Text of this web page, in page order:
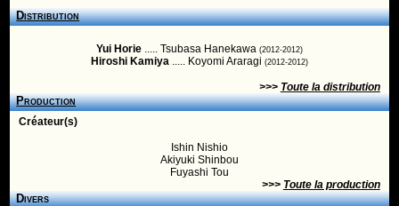
Distribution
Yui Horie ..... Tsubasa Hanekawa (2012-2012)
Hiroshi Kamiya ..... Koyomi Araragi (2012-2012)
>>> Toute la distribution
Production
Créateur(s)
Ishin Nishio
Akiyuki Shinbou
Fuyashi Tou
>>> Toute la production
Divers